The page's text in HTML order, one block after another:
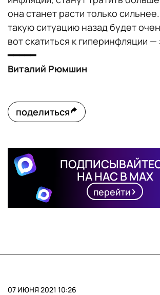
она станет расти только
такую ситуацию назад будет
вот скатиться к гиперинфляции —
━━━━━
Виталий Рюмшин
поделиться
НА НАС В MAX
перейти
07 ИЮНЯ 2021 10:26